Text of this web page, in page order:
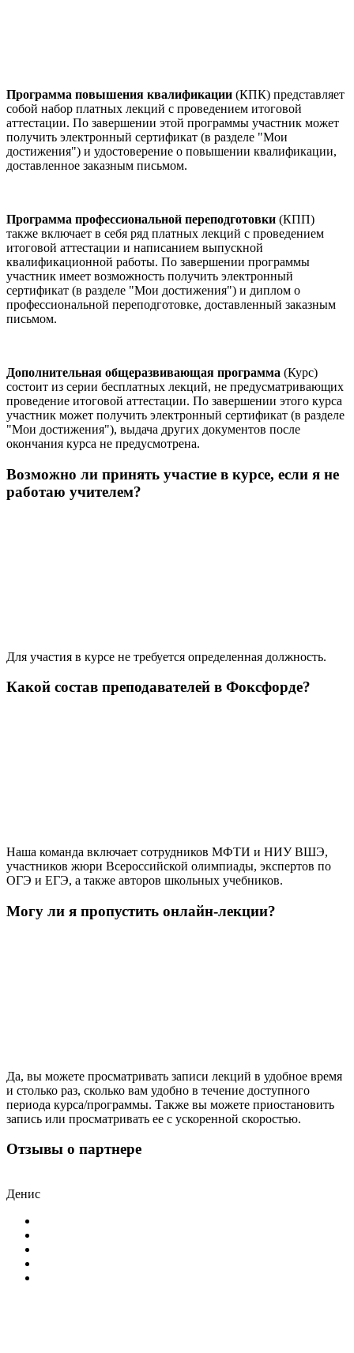
Программа повышения квалификации (КПК) представляет
собой набор платных лекций с проведением итоговой
аттестации. По завершении этой программы участник может
получить электронный сертификат (в разделе "Мои
достижения") и удостоверение о повышении квалификации,
доставленное заказным письмом.
Программа профессиональной переподготовки (КПП)
также включает в себя ряд платных лекций с проведением
итоговой аттестации и написанием выпускной
квалификационной работы. По завершении программы
участник имеет возможность получить электронный
сертификат (в разделе "Мои достижения") и диплом о
профессиональной переподготовке, доставленный заказным
письмом.
Дополнительная общеразвивающая программа (Курс)
состоит из серии бесплатных лекций, не предусматривающих
проведение итоговой аттестации. По завершении этого курса
участник может получить электронный сертификат (в разделе
"Мои достижения"), выдача других документов после
окончания курса не предусмотрена.
Возможно ли принять участие в курсе, если я не
работаю учителем?
Для участия в курсе не требуется определенная должность.
Какой состав преподавателей в Фоксфорде?
Наша команда включает сотрудников МФТИ и НИУ ВШЭ,
участников жюри Всероссийской олимпиады, экспертов по
ОГЭ и ЕГЭ, а также авторов школьных учебников.
Могу ли я пропустить онлайн-лекции?
Да, вы можете просматривать записи лекций в удобное время
и столько раз, сколько вам удобно в течение доступного
периода курса/программы. Также вы можете приостановить
запись или просматривать ее с ускоренной скоростью.
Отзывы о партнере
Денис